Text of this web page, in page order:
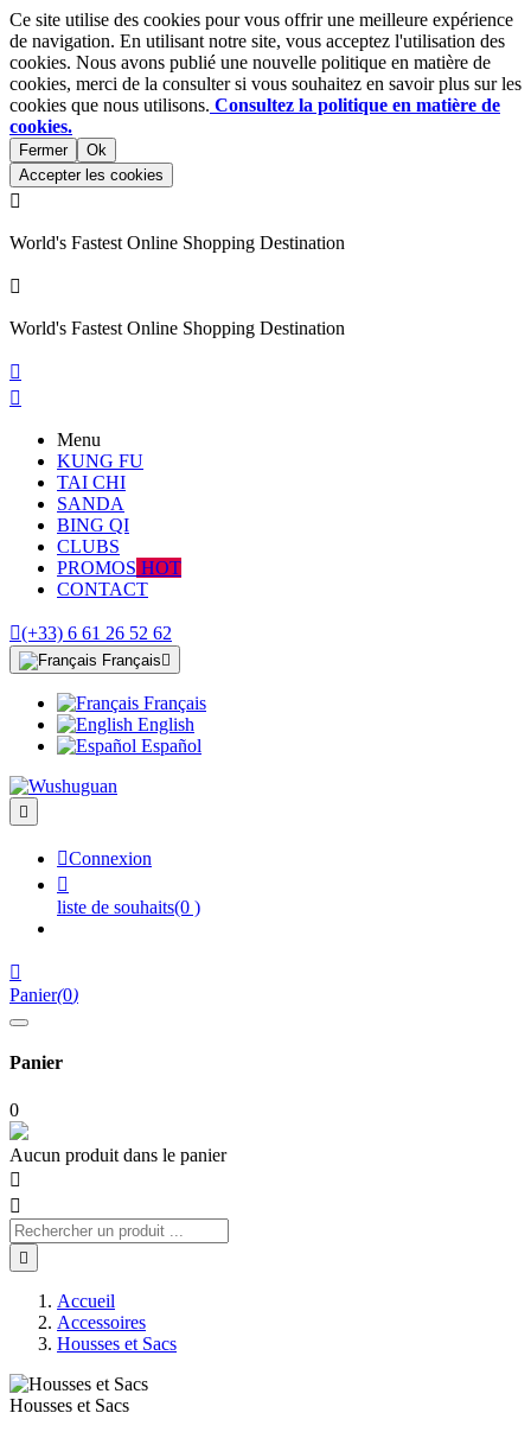
Ce site utilise des cookies pour vous offrir une meilleure expérience
de navigation. En utilisant notre site, vous acceptez l'utilisation des
cookies. Nous avons publié une nouvelle politique en matière de
cookies, merci de la consulter si vous souhaitez en savoir plus sur les
cookies que nous utilisons. Consultez la politique en matière de
cookies.
Fermer
Ok
Accepter les cookies

World's Fastest Online Shopping Destination

World's Fastest Online Shopping Destination


Menu
KUNG FU
TAI CHI
SANDA
BING QI
CLUBS
PROMOS HOT
CONTACT
(+33) 6 61 26 52 62
Français 
Français
English
Español

Connexion

liste de souhaits(0 )

Panier(0)
Panier
0
Aucun produit dans le panier



Accueil
Accessoires
Housses et Sacs
Housses et Sacs